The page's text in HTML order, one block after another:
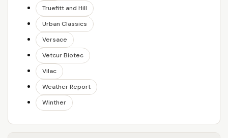
Truefitt and Hill
Urban Classics
Versace
Vetcur Biotec
Vilac
Weather Report
Winther